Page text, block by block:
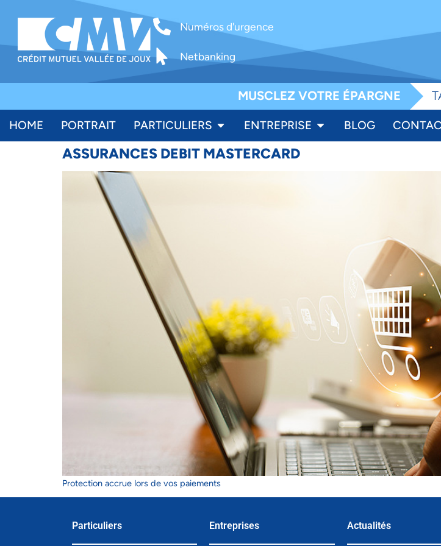
Numéros d'urgence
Netbanking
MUSCLEZ VOTRE ÉPARGNE
HOME PORTRAIT PARTICULIERS ENTREPRISE BLOG
ASSURANCES DEBIT MASTERCARD
Protection accrue lors de vos paiements
Particuliers Entreprises Actualités